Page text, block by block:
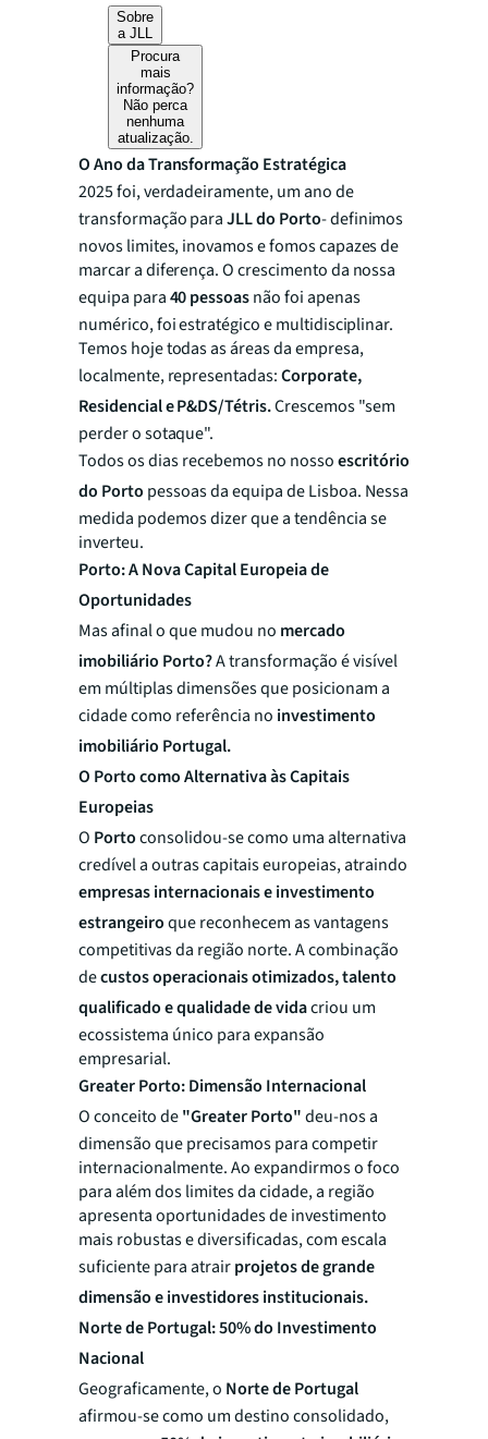
Sobre
a JLL
Procura
mais
informação?
Não perca
nenhuma
atualização.
O Ano da Transformação Estratégica
2025 foi, verdadeiramente, um ano de
transformação paraJLL do Porto- definimos
novos limites, inovamos e fomos capazes de
marcar a diferença. O crescimento da nossa
equipa para40 pessoasnão foi apenas
numérico, foi estratégico e multidisciplinar.
Temos hoje todas as áreas da empresa,
localmente, representadas:Corporate,
Residencial e P&DS/Tétris.Crescemos "sem
perder o sotaque".
Todos os dias recebemos no nossoescritório
do Porto pessoas da equipa de Lisboa. Nessa
medida podemos dizer que a tendência se
inverteu.
Porto: A Nova Capital Europeia de
Oportunidades
Mas afinal o que mudou no mercado
imobiliário Porto?A transformação é visível
em múltiplas dimensões que posicionam a
cidade como referência no investimento
imobiliário Portugal.
O Porto como Alternativa às Capitais
Europeias
O Portoconsolidou-se como uma alternativa
credível a outras capitais europeias, atraindo
empresas internacionais e investimento
estrangeiroque reconhecem as vantagens
competitivas da região norte. A combinação
decustos operacionais otimizados, talento
qualificado e qualidade de vidacriou um
ecossistema único para expansão
empresarial.
Greater Porto: Dimensão Internacional
O conceito de"Greater Porto"deu-nos a
dimensão que precisamos para competir
internacionalmente. Ao expandirmos o foco
para além dos limites da cidade, a região
apresenta oportunidades de investimento
mais robustas e diversificadas, com escala
suficiente para atrairprojetos de grande
dimensão e investidores institucionais.
Norte de Portugal: 50% do Investimento
Nacional
Geograficamente, o Norte de Portugal
afirmou-se como um destino consolidado,